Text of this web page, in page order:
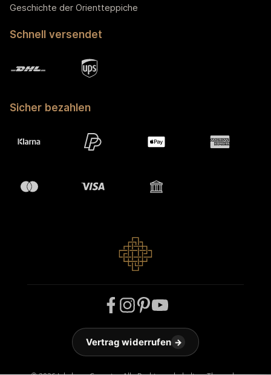
Geschichte der Orientteppiche
Schnell versendet
Sicher bezahlen
Vertrag widerrufen →